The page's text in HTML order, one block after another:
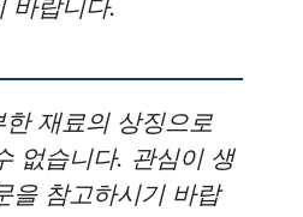
바랍니다.
재료의 상징으로
없습니다. 관심이 생
을 참고하시기 바랍